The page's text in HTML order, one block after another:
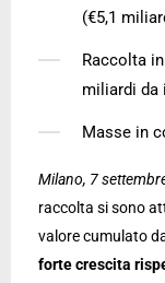
(€5,1
Raccolta
miliardi da
Masse in
Milano, 7
raccolta si sono
valore cumulato
forte crescita